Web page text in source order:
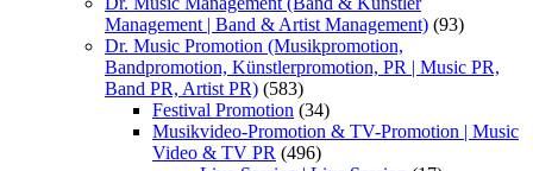
Management | Band & Artist Management) (93)
Dr. Music Promotion (Musikpromotion,
Bandpromotion, Künstlerpromotion, PR | Music PR,
Band PR, Artist PR) (583)
Festival Promotion (34)
Musikvideo-Promotion & TV-Promotion | Music
Video & TV PR (496)